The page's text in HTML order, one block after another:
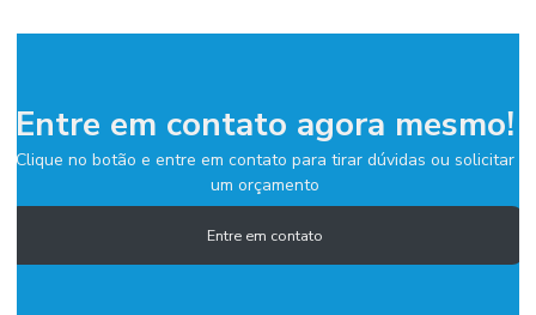
Entre em contato agora mesmo!
Clique no botão e entre em contato para tirar dúvidas ou solicitar
um orçamento
Entre em contato